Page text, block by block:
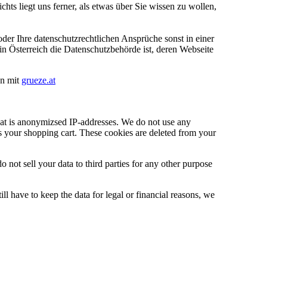
liegt uns ferner, als etwas über Sie wissen zu wollen,
Ihre datenschutzrechtlichen Ansprüche sonst in einer
Österreich die Datenschutzbehörde ist, deren Webseite
mit grueze.at
is anonymizsed IP-addresses. We do not use any
shopping cart. These cookies are deleted from your
not sell your data to third parties for any other purpose
have to keep the data for legal or financial reasons, we